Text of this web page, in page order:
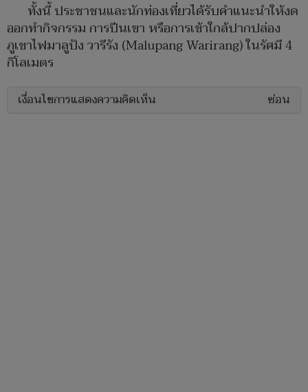
ทั้งนี้ ประชาชนและนักท่องเที่ยวได้รับคำแนะนำให้งด
ออกทำกิจกรรม การปีนเขา หรือการเข้าใกล้ปากปล่อง
ภูเขาไฟมาลูปัง วารีรัง (Malupang Warirang) ในรัศมี 4
กิโลเมตร
เงื่อนไขการแสดงความคิดเห็น ซ่อน